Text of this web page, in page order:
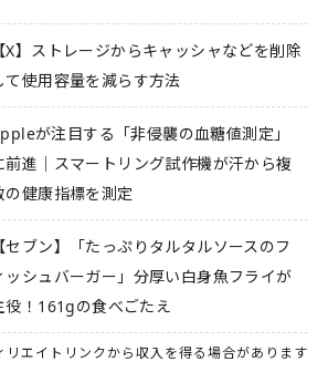
【X】ストレージからキャッシャなどを削除
て使用容量を減らす方法
が注目する「非侵襲の血糖値測定」
前進｜スマートリング試作機が汗から複
の健康指標を測定
【セブン】「たっぷりタルタルソースのフ
ッシュバーガー」分厚い白身魚フライが
役！161gの食べごたえ
リエイトリンクから収入を得る場合があります